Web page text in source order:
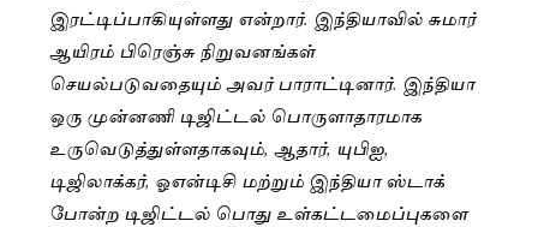
இரட்டிப்பாகியுள்ளது என்றார். இந்தியாவில் சுமார்
ஆயிரம் பிரெஞ்சு நிறுவனங்கள்
செயல்படுவதையும் அவர் பாராட்டினார். இந்தியா
ஒரு முன்னணி டிஜிட்டல் பொருளாதாரமாக
உருவெடுத்துள்ளதாகவும், ஆதார், யுபிஐ,
டிஜிலாக்கர், ஓஎன்டிசி மற்றும் இந்தியா ஸ்டாக்
போன்ற டிஜிட்டல் பொது உள்கட்டமைப்புகளை